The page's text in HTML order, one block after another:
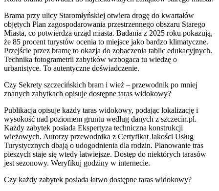
Brama przy ulicy Staromłyńskiej otwiera drogę do kwartałów
objętych Plan zagospodarowania przestrzennego obszaru Starego
Miasta, co potwierdza urząd miasta. Badania z 2025 roku pokazują,
że 85 procent turystów ocenia to miejsce jako bardzo klimatyczne.
Przejście przez bramę to okazja do zobaczenia tablic edukacyjnych.
Technika fotogrametrii zabytków wzbogaca tu wiedzę o
urbanistyce. To autentyczne doświadczenie.
Czy Sekrety szczecińskich bram i wież – przewodnik po mniej
znanych zabytkach opisuje dostępne taras widokowy?
Publikacja opisuje każdy taras widokowy, podając lokalizację i
wysokość nad poziomem gruntu według danych z szczecin.pl.
Każdy zabytek posiada Ekspertyza techniczna konstrukcji
wieżowych. Autorzy przewodnika z Certyfikat Jakości Usług
Turystycznych dbają o udogodnienia dla rodzin. Planowanie tras
pieszych staje się wtedy łatwiejsze. Dostęp do niektórych tarasów
jest sezonowy. Weryfikuj godziny w internecie.
Czy każdy zabytek posiada łatwo dostępne taras widokowy?